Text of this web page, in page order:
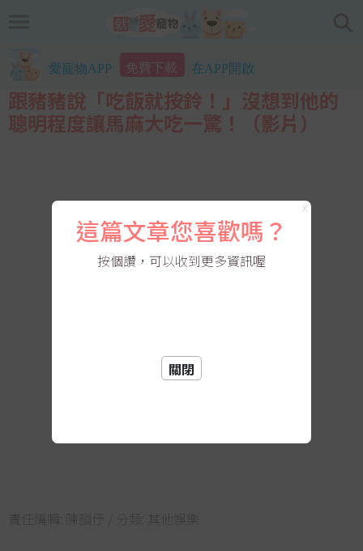
愛寵物APP 免費下載 在APP開啟
跟豬豬說「吃飯就按鈴！」沒想到他的
聰明程度讓馬麻大吃一驚！（影片）
責任編輯: 陳韻伃 / 分類: 其他娛樂
X
這篇文章您喜歡嗎？
按個讚，可以收到更多資訊喔
關閉